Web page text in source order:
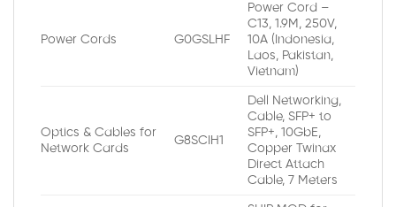
Power Cords G0GSLHF
Power Cord –
C13, 1.9M, 250V,
10A (Indonesia,
Laos, Pakistan,
Vietnam)
Optics & Cables for
Network Cards
G8SCIH1
Dell Networking,
Cable, SFP+ to
SFP+, 10GbE,
Copper Twinax
Direct Attach
Cable, 7 Meters